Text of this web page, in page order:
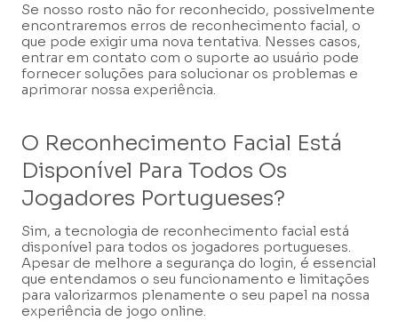
Se nosso rosto não for reconhecido, possivelmente
encontraremos erros de reconhecimento facial, o
que pode exigir uma nova tentativa. Nesses casos,
entrar em contato com o suporte ao usuário pode
fornecer soluções para solucionar os problemas e
aprimorar nossa experiência.
O Reconhecimento Facial Está
Disponível Para Todos Os
Jogadores Portugueses?
Sim, a tecnologia de reconhecimento facial está
disponível para todos os jogadores portugueses.
Apesar de melhore a segurança do login, é essencial
que entendamos o seu funcionamento e limitações
para valorizarmos plenamente o seu papel na nossa
experiência de jogo online.